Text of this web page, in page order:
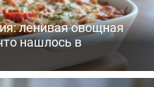
ленивая овощная
нашлось в